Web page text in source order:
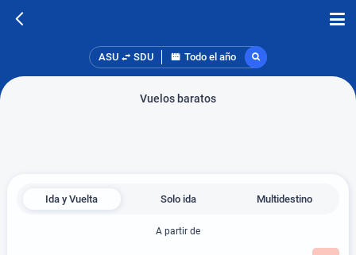
ASU SDU Todo el año
Vuelos baratos
Ida y Vuelta Solo ida Multidestino
A partir de